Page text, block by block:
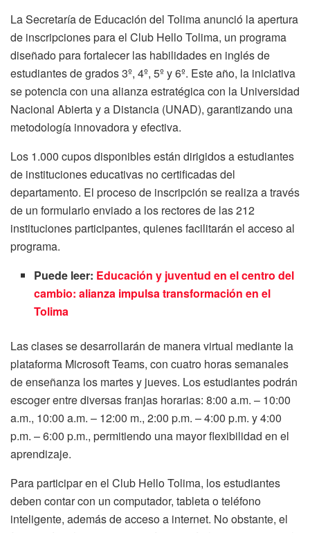
La Secretaría de Educación del Tolima anunció la apertura
de inscripciones para el Club Hello Tolima, un programa
diseñado para fortalecer las habilidades en inglés de
estudiantes de grados 3º, 4º, 5º y 6º. Este año, la iniciativa
se potencia con una alianza estratégica con la Universidad
Nacional Abierta y a Distancia (UNAD), garantizando una
metodología innovadora y efectiva.
Los 1.000 cupos disponibles están dirigidos a estudiantes
de instituciones educativas no certificadas del
departamento. El proceso de inscripción se realiza a través
de un formulario enviado a los rectores de las 212
instituciones participantes, quienes facilitarán el acceso al
programa.
Puede leer: Educación y juventud en el centro del
cambio: alianza impulsa transformación en el
Tolima
Las clases se desarrollarán de manera virtual mediante la
plataforma Microsoft Teams, con cuatro horas semanales
de enseñanza los martes y jueves. Los estudiantes podrán
escoger entre diversas franjas horarias: 8:00 a.m. – 10:00
a.m., 10:00 a.m. – 12:00 m., 2:00 p.m. – 4:00 p.m. y 4:00
p.m. – 6:00 p.m., permitiendo una mayor flexibilidad en el
aprendizaje.
Para participar en el Club Hello Tolima, los estudiantes
deben contar con un computador, tableta o teléfono
inteligente, además de acceso a internet. No obstante, el